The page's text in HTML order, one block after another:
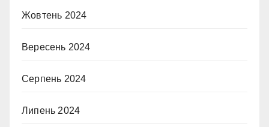
Жовтень 2024
Вересень 2024
Серпень 2024
Липень 2024